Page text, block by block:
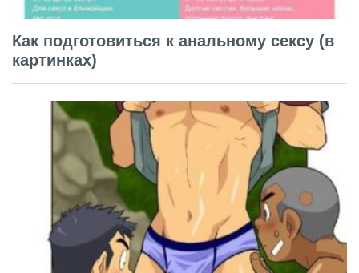
Как подготовиться к анальному сексу (в
картинках)